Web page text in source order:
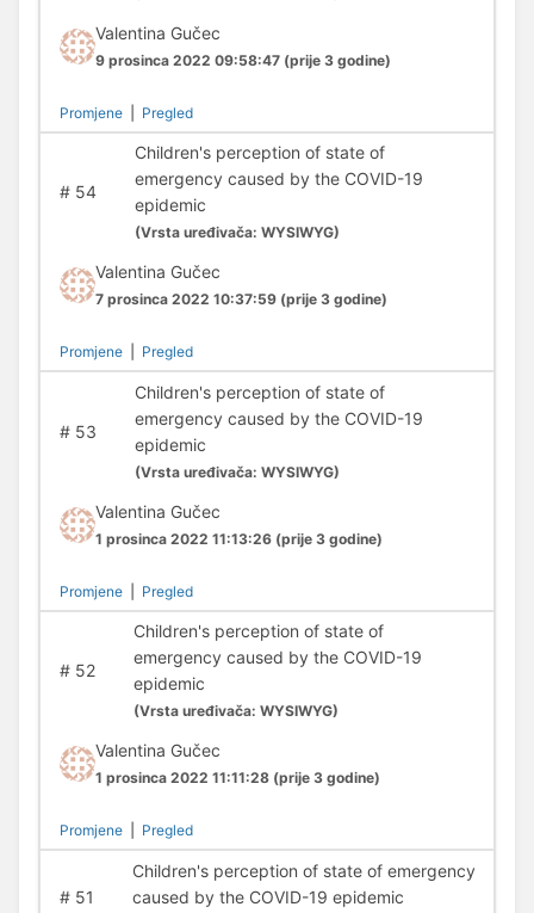
Valentina Gučec
9 prosinca 2022 09:58:47 (prije 3 godine)
Promjene Pregled
#54
Children's perception of state of
emergency caused by the COVID-19
epidemic
(Vrsta uređivača: WYSIWYG)
Valentina Gučec
7 prosinca 2022 10:37:59 (prije 3 godine)
Promjene Pregled
#53
Children's perception of state of
emergency caused by the COVID-19
epidemic
(Vrsta uređivača: WYSIWYG)
Valentina Gučec
1 prosinca 2022 11:13:26 (prije 3 godine)
Promjene Pregled
#52
Children's perception of state of
emergency caused by the COVID-19
epidemic
(Vrsta uređivača: WYSIWYG)
Valentina Gučec
1 prosinca 2022 11:11:28 (prije 3 godine)
Promjene Pregled
#51
Children's perception of state of emergency
caused by the COVID-19 epidemic